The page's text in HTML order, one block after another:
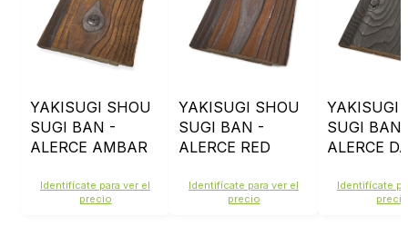
YAKISUGI SHOU
SUGI BAN -
ALERCE AMBAR
Identifícate para ver el
precio
YAKISUGI SHOU
SUGI BAN -
ALERCE RED
Identifícate para ver el
precio
YAKISUGI
SUGI BAN
ALERCE
Identifícate
precio